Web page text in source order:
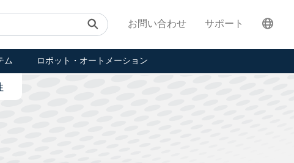
ム ロボット・オートメーション
お問い合わせ サポート